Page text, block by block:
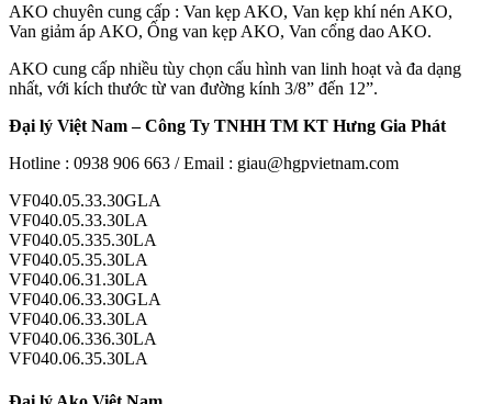
AKO chuyên cung cấp : Van kẹp AKO, Van kẹp khí nén AKO,
Van giảm áp AKO, Ống van kẹp AKO, Van cổng dao AKO.
AKO cung cấp nhiều tùy chọn cấu hình van linh hoạt và đa dạng
nhất, với kích thước từ van đường kính 3/8” đến 12”.
Đại lý Việt Nam – Công Ty TNHH TM KT Hưng Gia Phát
Hotline : 0938 906 663 / Email : giau@hgpvietnam.com
VF040.05.33.30GLA
VF040.05.33.30LA
VF040.05.335.30LA
VF040.05.35.30LA
VF040.06.31.30LA
VF040.06.33.30GLA
VF040.06.33.30LA
VF040.06.336.30LA
VF040.06.35.30LA